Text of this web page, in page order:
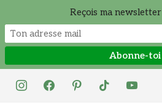
instagramfacebookpinteresttiktok youtube
Reçois ma